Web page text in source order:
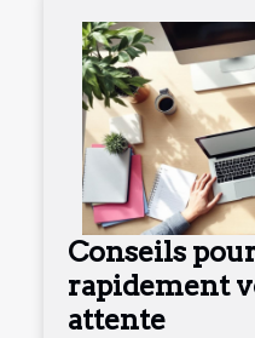
Conseils
rapidement
attente